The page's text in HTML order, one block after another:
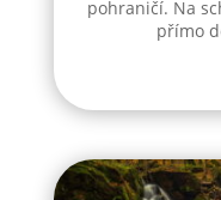
pohraničí. Na
přímo